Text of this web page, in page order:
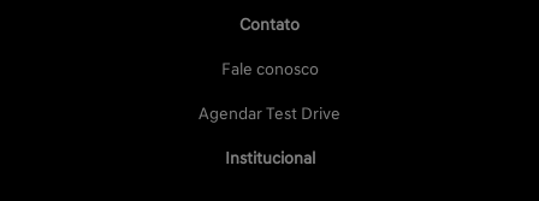
Contato
Fale conosco
Agendar Test Drive
Institucional